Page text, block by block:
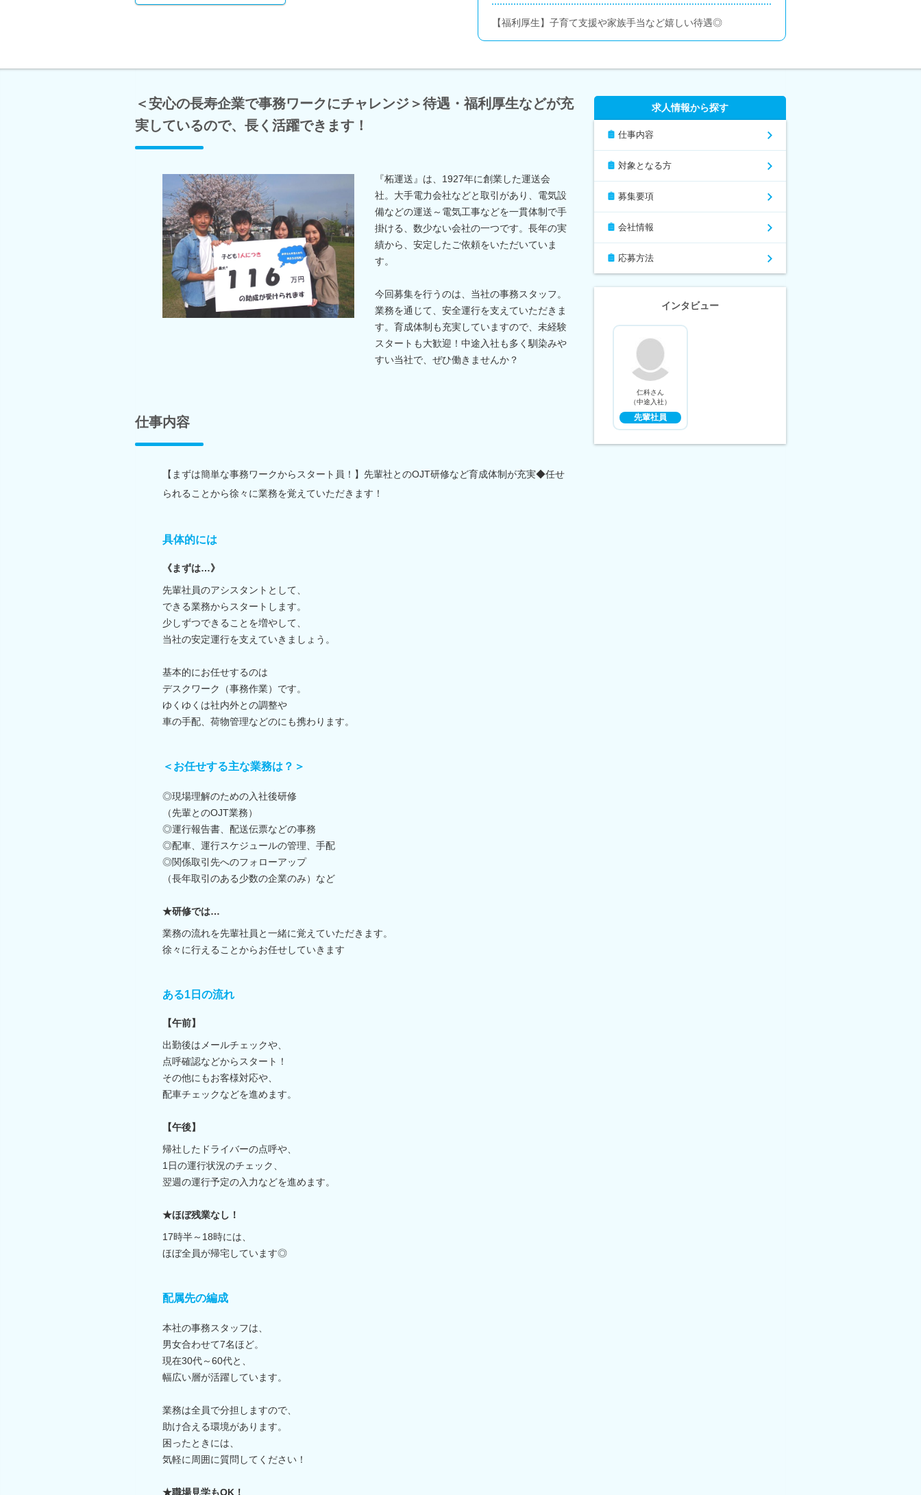
【福利厚生】子育て支援や家族手当など嬉しい待遇◎
＜安心の長寿企業で事務ワークにチャレンジ＞待遇・福利厚生などが充
実しているので、長く活躍できます！
『柘運送』は、1927年に創業した運送会
社。大手電力会社などと取引があり、電気設
備などの運送～電気工事などを一貫体制で手
掛ける、数少ない会社の一つです。長年の実
績から、安定したご依頼をいただいていま
す。
今回募集を行うのは、当社の事務スタッフ。
業務を通じて、安全運行を支えていただきま
す。育成体制も充実していますので、未経験
スタートも大歓迎！中途入社も多く馴染みや
すい当社で、ぜひ働きませんか？
仕事内容
【まずは簡単な事務ワークからスタート員！】先輩社とのOJT研修など育成体制が充実◆任せ
られることから徐々に業務を覚えていただきます！
具体的には
《まずは…》
先輩社員のアシスタントとして、
できる業務からスタートします。
少しずつできることを増やして、
当社の安定運行を支えていきましょう。
基本的にお任せするのは
デスクワーク（事務作業）です。
ゆくゆくは社内外との調整や
車の手配、荷物管理などのにも携わります。
＜お任せする主な業務は？＞
◎現場理解のための入社後研修
（先輩とのOJT業務）
◎運行報告書、配送伝票などの事務
◎配車、運行スケジュールの管理、手配
◎関係取引先へのフォローアップ
（長年取引のある少数の企業のみ）など
★研修では…
業務の流れを先輩社員と一緒に覚えていただきます。
徐々に行えることからお任せしていきます
ある1日の流れ
【午前】
出勤後はメールチェックや、
点呼確認などからスタート！
その他にもお客様対応や、
配車チェックなどを進めます。
【午後】
帰社したドライバーの点呼や、
1日の運行状況のチェック、
翌週の運行予定の入力などを進めます。
★ほぼ残業なし！
17時半～18時には、
ほぼ全員が帰宅しています◎
配属先の編成
本社の事務スタッフは、
男女合わせて7名ほど。
現在30代～60代と、
幅広い層が活躍しています。
業務は全員で分担しますので、
助け合える環境があります。
困ったときには、
気軽に周囲に質問してください！
★職場見学もOK！
求人情報から探す
仕事内容
対象となる方
募集要項
会社情報
応募方法
インタビュー
仁科さん
（中途入社）
先輩社員